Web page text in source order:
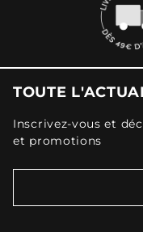
TOUTE
Inscrivez-vous et
et promotions